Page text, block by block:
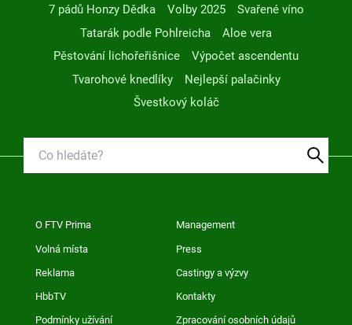
7 pádů Honzy Dědka
Volby 2025
Svařené víno
Tatarák podle Pohlreicha
Aloe vera
Pěstování lichořeřišnice
Výpočet ascendentu
Tvarohové knedlíky
Nejlepší palačinky
Švestkový koláč
O FTV Prima Management
Volná místa Press
Reklama Castingy a výzvy
HbbTV Kontakty
Podmínky užívání Zpracování osobních údajů